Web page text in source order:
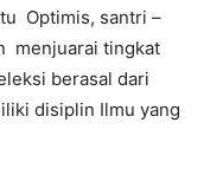
Optimis, santri –
menjuarai tingkat
berasal dari
disiplin Ilmu yang